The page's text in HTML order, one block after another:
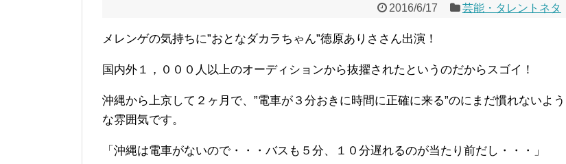
2016/6/17 芸能・タレントネタ
メレンゲの気持ちに”おとなダカラちゃん”徳原ありささん出演！
国内外１，０００人以上のオーディションから抜擢されたというのだからスゴイ！
沖縄から上京して２ヶ月で、”電車が３分おきに時間に正確に来る”のにまだ慣れないよう
な雰囲気です。
「沖縄は電車がないので・・・バスも５分、１０分遅れるのが当たり前だし・・・」